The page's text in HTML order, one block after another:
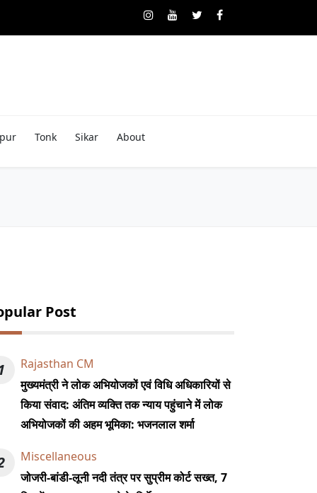
Tonk Sikar About
Post
Rajasthan CM
मुख्यमंत्री ने लोक अभियोजकों एवं विधि अधिकारियों से
किया संवाद: अंतिम व्यक्ति तक न्याय पहुंचाने में लोक
अभियोजकों की अहम भूमिका: भजनलाल शर्मा
Miscellaneous
जोजरी-बांडी-लूनी नदी तंत्र पर सुप्रीम कोर्ट सख्त, 7